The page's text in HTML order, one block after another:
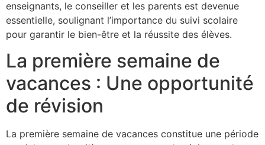
enseignants, le conseiller et les parents est devenue
essentielle, soulignant l’importance du suivi scolaire
pour garantir le bien-être et la réussite des élèves.
La première semaine de
vacances : Une opportunité
de révision
La première semaine de vacances constitue une période